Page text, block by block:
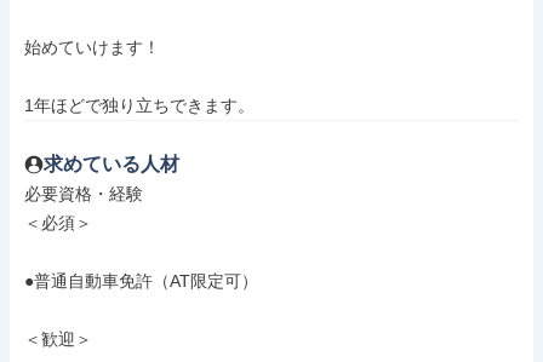
始めていけます！
1年ほどで独り立ちできます。
求めている人材
必要資格・経験
＜必須＞
●普通自動車免許（AT限定可）
＜歓迎＞